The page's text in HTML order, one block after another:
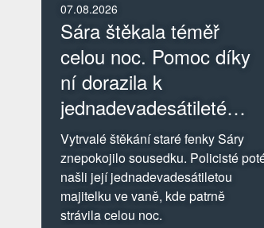
07.08.2026
Sára štěkala téměř
celou noc. Pomoc díky
ní dorazila k
jednadevadesátileté
majitelce
Vytrvalé štěkání staré fenky Sáry
znepokojilo sousedku. Policisté
našli její jednadevadesátiletou
majitelku ve vaně, kde patrně
strávila celou noc.